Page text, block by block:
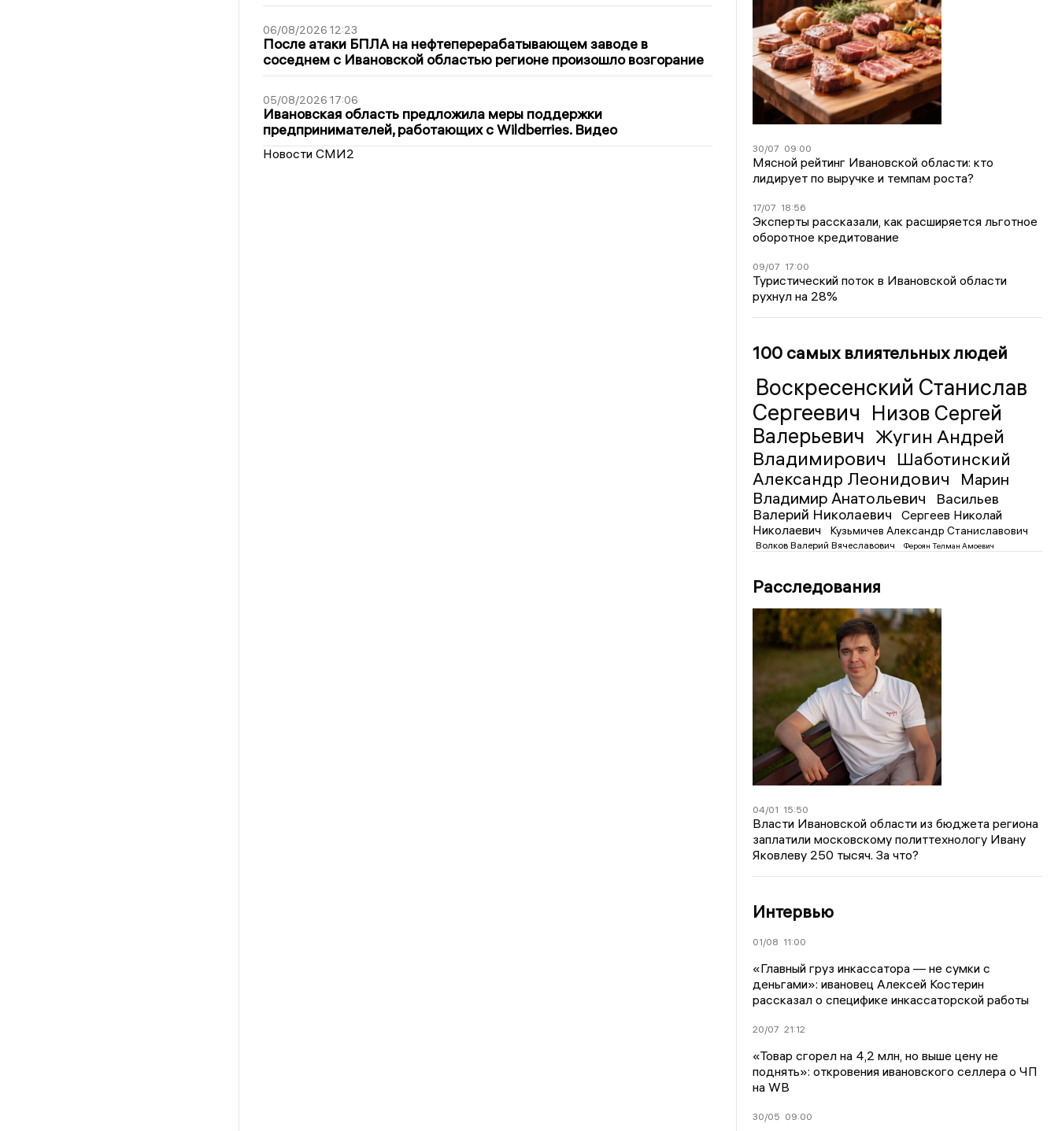
06/08/2026 12:23
После атаки БПЛА на нефтеперерабатывающем заводе в
соседнем с Ивановской областью регионе произошло возгорание
05/08/2026 17:06
Ивановская область предложила меры поддержки
предпринимателей, работающих с Wildberries. Видео
Новости СМИ2 30/07 09:00
Мясной рейтинг Ивановской области: кто
лидирует по выручке и темпам роста?
17/07 18:56
Эксперты рассказали, как расширяется льготное
оборотное кредитование
09/07 17:00
Туристический поток в Ивановской области
рухнул на 28%
100 самых влиятельных людей
Воскресенский Станислав
Сергеевич Низов Сергей
Валерьевич Жугин Андрей
Владимирович
Шаботинский
Александр Леонидович
Марин
Владимир Анатольевич
Васильев
Валерий Николаевич
Сергеев Николай
Николаевич
Кузьмичев Александр Станиславович
Волков Валерий Вячеславович Фероян Телман Амоевич
Расследования
04/01 15:50
Власти Ивановской области из бюджета региона
заплатили московскому политтехнологу Ивану
Яковлеву 250 тысяч. За что?
Интервью
01/08 11:00
«Главный груз инкассатора — не сумки с
деньгами»: ивановец Алексей Костерин
рассказал о специфике инкассаторской работы
20/07 21:12
«Товар сгорел на 4,2 млн, но выше цену не
поднять»: откровения ивановского селлера о ЧП
на WB
30/05 09:00